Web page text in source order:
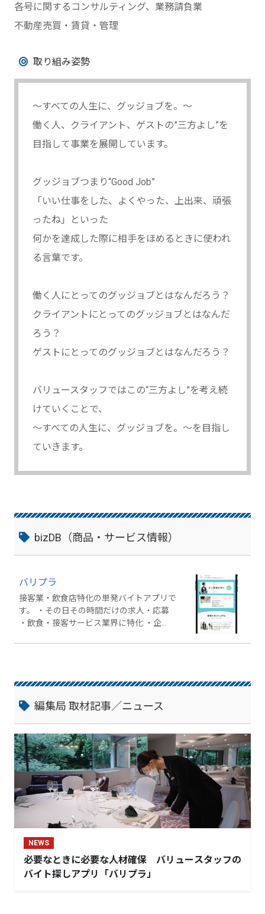
各号に関するコンサルティング、業務請負業
不動産売買・賃貸・管理
取り組み姿勢
～すべての人生に、グッジョブを。～
働く人、クライアント、ゲストの”三方よし”を
目指して事業を展開しています。
グッジョブつまり“Good Job”
「いい仕事をした、よくやった、上出来、頑張
ったね」といった
何かを達成した際に相手をほめるときに使われ
る言葉です。
働く人にとってのグッジョブとはなんだろう？
クライアントにとってのグッジョブとはなんだ
ろう？
ゲストにとってのグッジョブとはなんだろう？
バリュースタッフではこの“三方よし”を考え続
けていくことで、
～すべての人生に、グッジョブを。～を目指し
ていきます。
bizDB（商品・サービス情報）
バリプラ
接客業・飲食店特化の単発バイトアプリで
す。 ・その日その時間だけの求人・応募
・飲食・接客サービス業界に特化 ・企
編集局 取材記事／ニュース
NEWS
必要なときに必要な人材確保 バリュースタッフの
バイト探しアプリ「バリプラ」